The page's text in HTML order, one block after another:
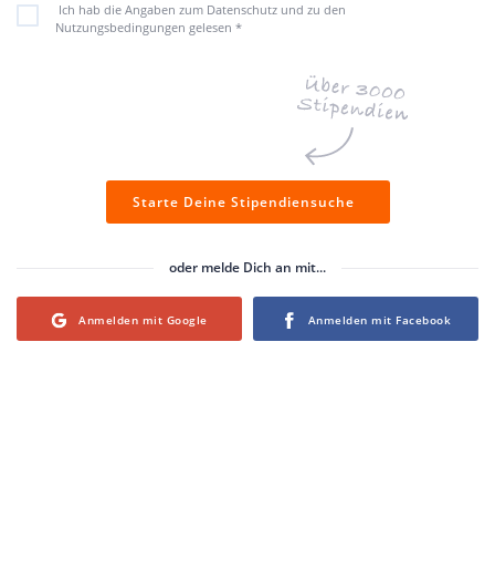
Ich hab die Angaben zum Datenschutz und zu den
Nutzungsbedingungen gelesen *
Starte Deine Stipendiensuche
oder melde Dich an mit...
Login with Google Login with Facebook